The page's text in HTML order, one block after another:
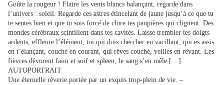
Goûte la rougeur ! Flaire les vents blancs balançant, regarde dans
l’univers : soleil. Regarde ces astres étincelant de jaune jusqu’à ce que tu
te sentes bien et que tu sois forcé de clore tes paupières qui clignent. Des
mondes cérébraux scintillent dans tes cavités. Laisse trembler tes doigts
ardents, effleure l’élément, toi qui dois chercher en vacillant, qui es assis
en t’élançant, couché en courant, qui rêves couché, veilles en rêvant. Les
fièvres dévorent faim et soif et spleen, le sang s’en mêle.[…]
AUTOPORTRAIT
Une éternelle rêverie portée par un exquis trop-plein de vie. –